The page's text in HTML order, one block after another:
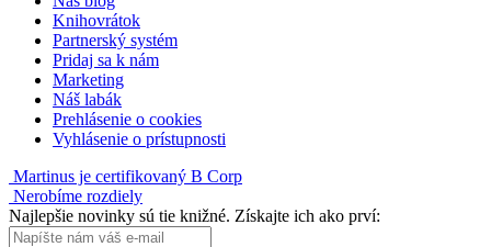
Knihovrátok
Partnerský systém
Pridaj sa k nám
Marketing
Náš labák
Prehlásenie o cookies
Vyhlásenie o prístupnosti
Martinus je certifikovaný B Corp
Nerobíme rozdiely
Najlepšie novinky sú tie knižné. Získajte ich ako prví: